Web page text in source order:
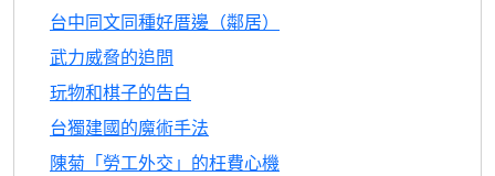
台中同文同種好厝邊（鄰居）
武力威脅的追問
玩物和棋子的告白
台獨建國的魔術手法
陳菊「勞工外交」的枉費心機